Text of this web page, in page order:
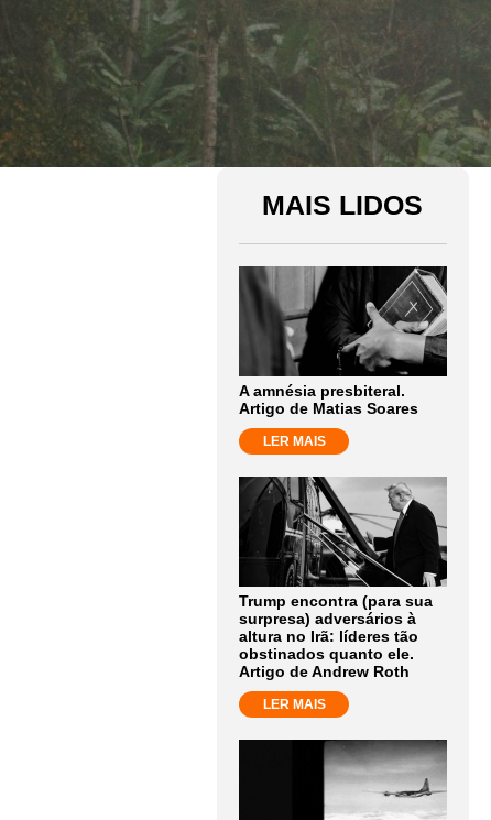
MAIS LIDOS
A amnésia presbiteral.
Artigo de Matias Soares
LER MAIS
Trump encontra (para sua
surpresa) adversários à
altura no Irã: líderes tão
obstinados quanto ele.
Artigo de Andrew Roth
LER MAIS